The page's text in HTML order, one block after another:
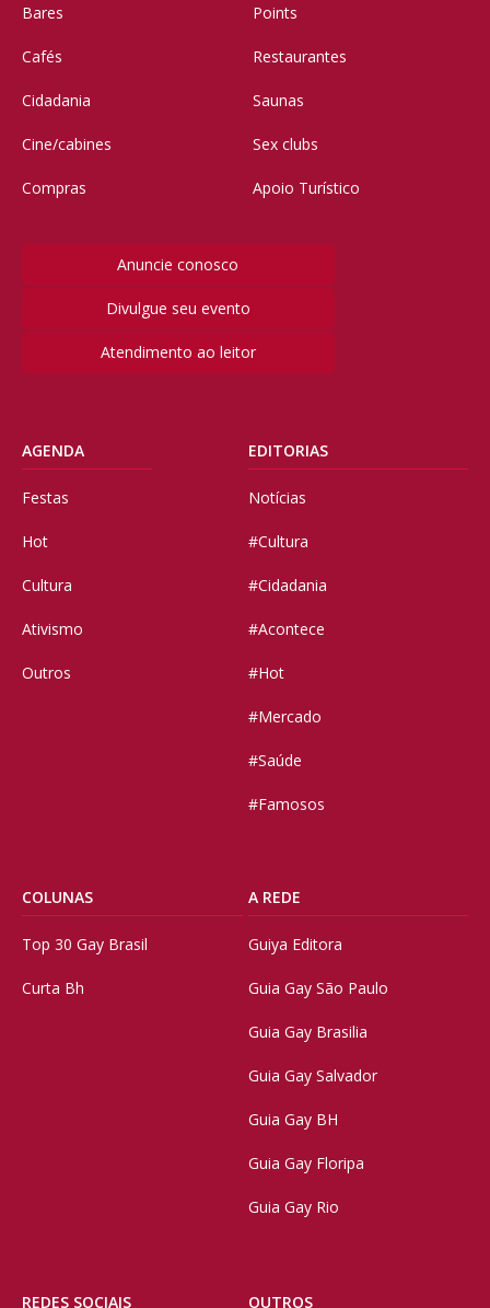
Bares
Cafés
Cidadania
Cine/cabines
Compras
Points
Restaurantes
Saunas
Sex clubs
Apoio Turístico
Anuncie conosco
Divulgue seu evento
Atendimento ao leitor
AGENDA
Festas
Hot
Cultura
Ativismo
Outros
EDITORIAS
Notícias
#Cultura
#Cidadania
#Acontece
#Hot
#Mercado
#Saúde
#Famosos
COLUNAS
Top 30 Gay Brasil
Curta Bh
A REDE
Guiya Editora
Guia Gay São Paulo
Guia Gay Brasilia
Guia Gay Salvador
Guia Gay BH
Guia Gay Floripa
Guia Gay Rio
REDES SOCIAIS OUTROS